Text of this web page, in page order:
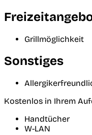
Grillmöglichkeit
Sonstiges
Kostenlos in Ihrem
Handtücher
W-LAN